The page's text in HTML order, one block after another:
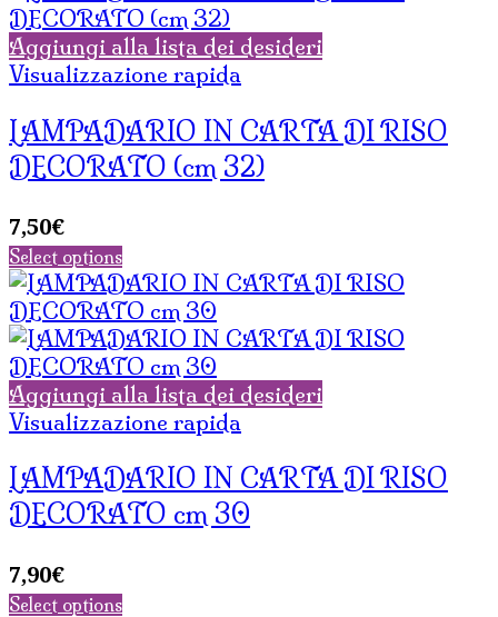
Aggiungi alla lista dei desideri
Visualizzazione rapida
LAMPADARIO IN CARTA DI RISO
DECORATO (cm 32)
7,50€
Select options
Aggiungi alla lista dei desideri
Visualizzazione rapida
LAMPADARIO IN CARTA DI RISO
DECORATO cm 30
7,90€
Select options